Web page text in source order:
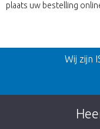
plaats uw bestelling
Terug
Dit artikel is
knop
Wij zijn